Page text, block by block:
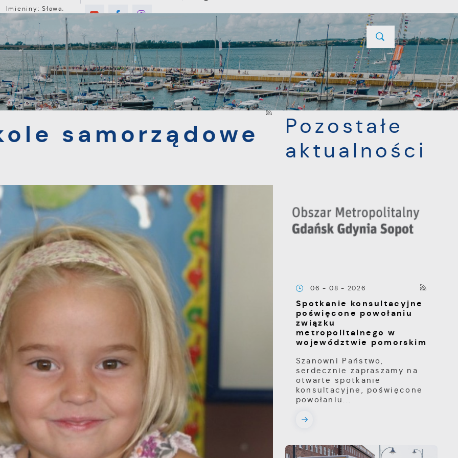
Imieniny: Sława,
Jakub, Stefan
MIESZKANIEC TURYSTYKA INWESTYCJE PROJEKTY UNIJNE KONTAKT
POPRZEDNI NASTĘPNY
samorządowe
Pozostałe
aktualności
06 - 08 - 2026
Spotkanie konsultacyjne
poświęcone powołaniu
związku
metropolitalnego w
województwie pomorskim
Szanowni Państwo,
serdecznie zapraszamy na
otwarte spotkanie
konsultacyjne, poświęcone
powołaniu...